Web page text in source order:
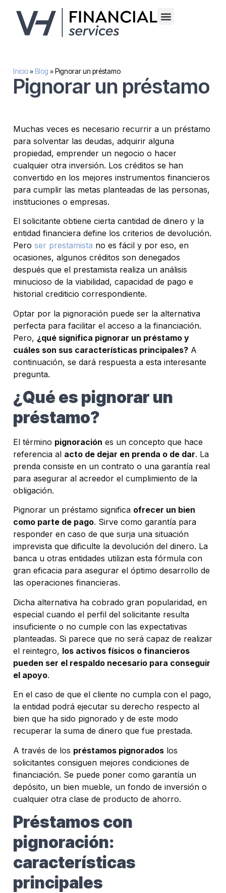
Inicio» Blog » Pignorar un préstamo
Pignorar un préstamo
Muchas veces es necesario recurrir a un préstamo
para solventar las deudas, adquirir alguna
propiedad, emprender un negocio o hacer
cualquier otra inversión. Los créditos se han
convertido en los mejores instrumentos financieros
para cumplir las metas planteadas de las personas,
instituciones o empresas.
El solicitante obtiene cierta cantidad de dinero y la
entidad financiera define los criterios de devolución.
Pero ser prestamista no es fácil y por eso, en
ocasiones, algunos créditos son denegados
después que el prestamista realiza un análisis
minucioso de la viabilidad, capacidad de pago e
historial crediticio correspondiente.
Optar por la pignoración puede ser la alternativa
perfecta para facilitar el acceso a la financiación.
Pero, ¿qué significa pignorar un préstamo y
cuáles son sus características principales? A
continuación, se dará respuesta a esta interesante
pregunta.
¿Qué es pignorar un
préstamo?
El término pignoración es un concepto que hace
referencia al acto de dejar en prenda o de dar. La
prenda consiste en un contrato o una garantía real
para asegurar al acreedor el cumplimiento de la
obligación.
Pignorar un préstamo significa ofrecer un bien
como parte de pago. Sirve como garantía para
responder en caso de que surja una situación
imprevista que dificulte la devolución del dinero. La
banca u otras entidades utilizan esta fórmula con
gran eficacia para asegurar el óptimo desarrollo de
las operaciones financieras.
Dicha alternativa ha cobrado gran popularidad, en
especial cuando el perfil del solicitante resulta
insuficiente o no cumple con las expectativas
planteadas. Si parece que no será capaz de realizar
el reintegro, los activos físicos o financieros
pueden ser el respaldo necesario para conseguir
el apoyo.
En el caso de que el cliente no cumpla con el pago,
la entidad podrá ejecutar su derecho respecto al
bien que ha sido pignorado y de este modo
recuperar la suma de dinero que fue prestada.
A través de los préstamos pignorados los
solicitantes consiguen mejores condiciones de
financiación. Se puede poner como garantía un
depósito, un bien mueble, un fondo de inversión o
cualquier otra clase de producto de ahorro.
Préstamos con
pignoración:
características
principales